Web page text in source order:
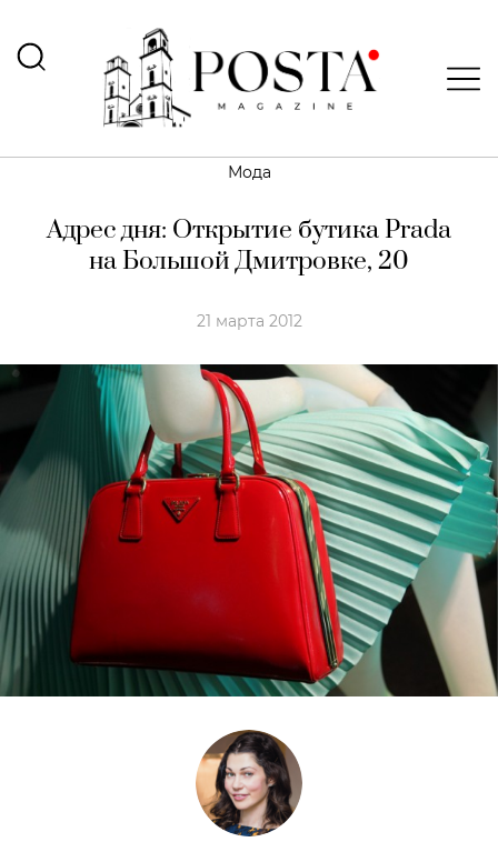
Мода
Адрес дня: Открытие бутика Prada
на Большой Дмитровке, 20
21 марта 2012